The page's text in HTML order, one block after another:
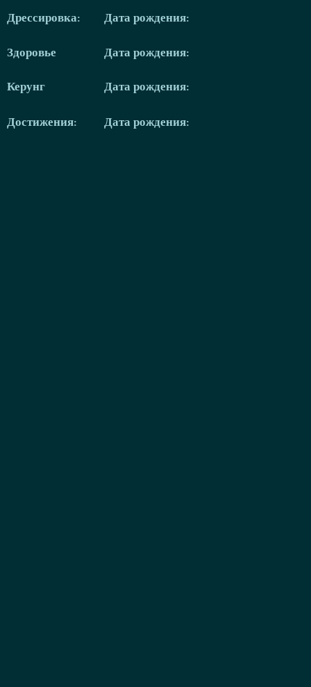
Дрессировка:
Здоровье
Керунг
Достижения:
Дата рождения:
Дата рождения:
Дата рождения:
Дата рождения: